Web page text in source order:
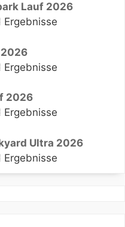
Lauf 2026
Ergebnisse
2026
Ultra 2026
Ergebnisse